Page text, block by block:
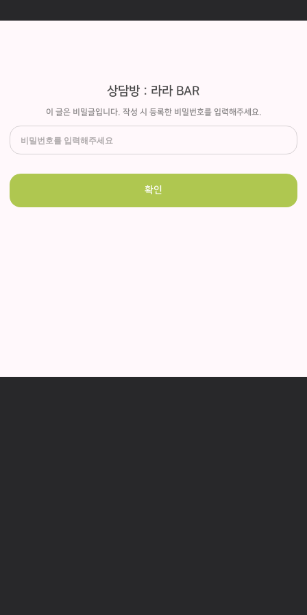
상담방 : 라라 BAR
이 글은 비밀글입니다. 작성 시 등록한 비밀번호를 입력해주세요.
확인